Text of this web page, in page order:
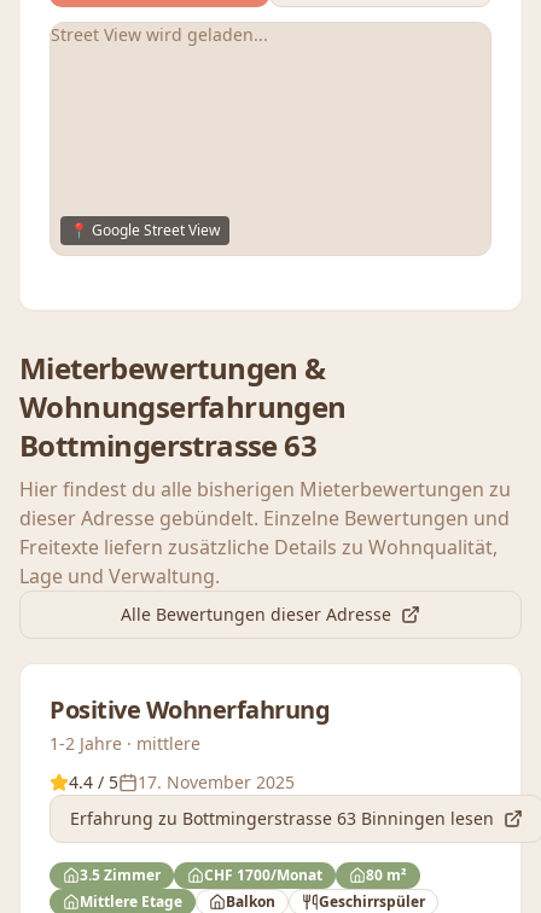
Street View wird geladen...
📍 Google Street View
Mieterbewertungen &
Wohnungserfahrungen
Bottmingerstrasse 63
Hier findest du alle bisherigen Mieterbewertungen zu
dieser Adresse gebündelt. Einzelne Bewertungen und
Freitexte liefern zusätzliche Details zu Wohnqualität,
Lage und Verwaltung.
Alle Bewertungen dieser Adresse
Positive Wohnerfahrung
1-2 Jahre · mittlere
4.4 / 5
17. November 2025
Erfahrung zu Bottmingerstrasse 63 Binningen lesen
3.5 Zimmer CHF 1700/Monat
80 m²
Mittlere Etage
Balkon
Geschirrspüler